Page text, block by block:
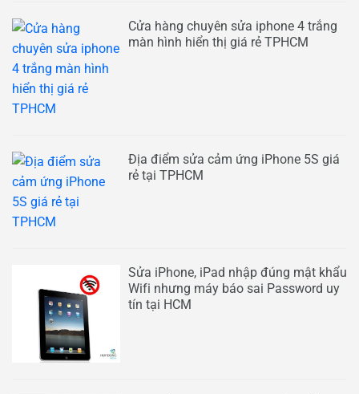
Cửa hàng chuyên sửa iphone 4 trắng
màn hình hiển thị giá rẻ TPHCM
Địa điểm sửa cảm ứng iPhone 5S giá
rẻ tại TPHCM
Sửa iPhone, iPad nhập đúng mật khẩu
Wifi nhưng máy báo sai Password uy
tín tại HCM